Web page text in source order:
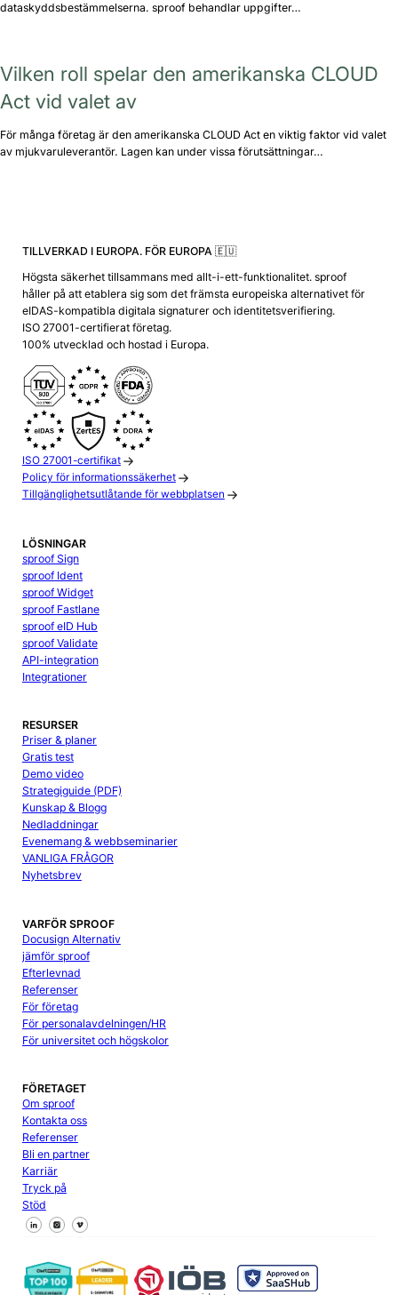
dataskyddsbestämmelserna. sproof behandlar uppgifter…
Vilken roll spelar den amerikanska CLOUD
Act vid valet av
För många företag är den amerikanska CLOUD Act en viktig faktor vid valet
av mjukvaruleverantör. Lagen kan under vissa förutsättningar…
TILLVERKAD I EUROPA. FÖR EUROPA 🇪🇺
Högsta säkerhet tillsammans med allt-i-ett-funktionalitet. sproof
håller på att etablera sig som det främsta europeiska alternativet för
eIDAS-kompatibla digitala signaturer och identitetsverifiering.
ISO 27001-certifierat företag.
100% utvecklad och hostad i Europa.
ISO 27001-certifikat
Policy för informationssäkerhet
Tillgänglighetsutlåtande för webbplatsen
LÖSNINGAR
sproof Sign
sproof Ident
sproof Widget
sproof Fastlane
sproof eID Hub
sproof Validate
API-integration
Integrationer
RESURSER
Priser & planer
Gratis test
Demo video
Strategiguide (PDF)
Kunskap & Blogg
Nedladdningar
Evenemang & webbseminarier
VANLIGA FRÅGOR
Nyhetsbrev
VARFÖR SPROOF
Docusign Alternativ
jämför sproof
Efterlevnad
Referenser
För företag
För personalavdelningen/HR
För universitet och högskolor
FÖRETAGET
Om sproof
Kontakta oss
Referenser
Bli en partner
Karriär
Tryck på
Stöd
Följ oss på Facebook
Följ oss på X
Följ oss på LinkedIn